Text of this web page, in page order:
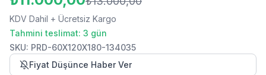
KDV Dahil + Ücretsiz Kargo
Tahmini teslimat: 3 gün
SKU: PRD-60X120X180-134035
Fiyat Düşünce Haber Ver